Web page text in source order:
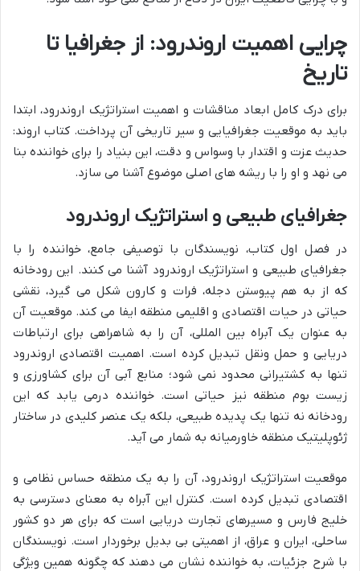
چرایی اهمیت اروندرود: از جغرافیا تا
تاریخ
برای درک کامل ابعاد مناقشات و اهمیت استراتژیک اروندرود، ابتدا
باید به موقعیت جغرافیایی و سیر تاریخی آن پرداخت. کتاب اروند:
حدیث عزت و اقتدار با وسواس و دقت، این بنیاد را برای خواننده بنا
می نهد و او را با ریشه های اصلی موضوع آشنا می سازد.
جغرافیای طبیعی و استراتژیک اروندرود
در فصل اول کتاب، نویسندگان با توصیفی جامع، خواننده را با
جغرافیای طبیعی و استراتژیک اروندرود آشنا می کنند. این رودخانه
که از به هم پیوستن دجله، فرات و کارون شکل می گیرد، نقشی
حیاتی در حیات اقتصادی و اقلیمی منطقه ایفا می کند. موقعیت آن
به عنوان یک آبراه بین المللی، آن را به شاهراهی برای ارتباطات
دریایی و حمل ونقل تبدیل کرده است. اهمیت اقتصادی اروندرود
تنها به کشتیرانی محدود نمی شود؛ منابع آبی آن برای کشاورزی و
زیست بوم منطقه نیز حیاتی است. خواننده درمی یابد که این
رودخانه نه تنها یک پدیده طبیعی، بلکه یک عنصر کلیدی در ساختار
ژئوپلیتیک منطقه خاورمیانه به شمار می آید.
موقعیت استراتژیک اروندرود، آن را به یک منطقه حساس نظامی و
اقتصادی تبدیل کرده است. کنترل این آبراه به معنای دسترسی به
خلیج فارس و مسیرهای تجارت دریایی است که برای هر دو کشور
ساحلی، ایران و عراق، از اهمیتی بی بدیل برخوردار است. نویسندگان
با شرح جزئیات، به خواننده نشان می دهند که چگونه همین ویژگی